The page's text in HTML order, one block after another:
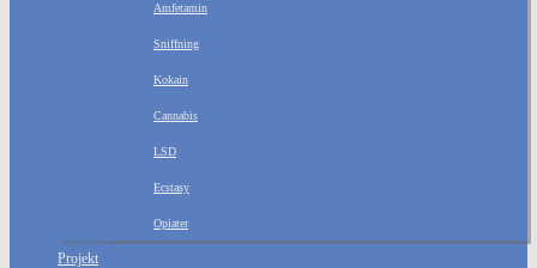
Amfetamin
Sniffning
Kokain
Cannabis
LSD
Ecstasy
Opiater
Projekt